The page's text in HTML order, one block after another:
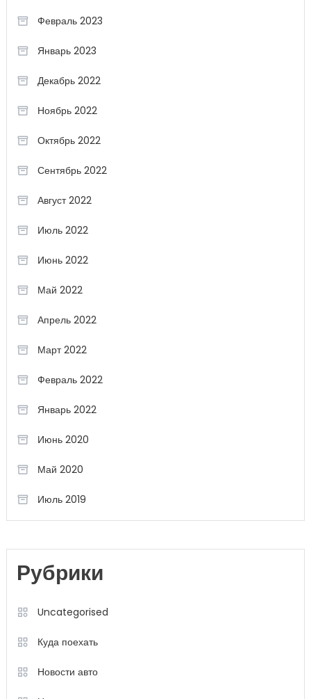
Февраль 2023
Январь 2023
Декабрь 2022
Ноябрь 2022
Октябрь 2022
Сентябрь 2022
Август 2022
Июль 2022
Июнь 2022
Май 2022
Апрель 2022
Март 2022
Февраль 2022
Январь 2022
Июнь 2020
Май 2020
Июль 2019
Рубрики
Uncategorised
Куда поехать
Новости авто